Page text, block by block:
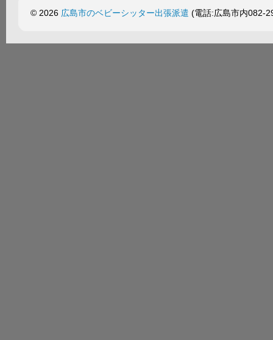
© 2026 広島市のベビーシッター出張派遣 (電話:広島市内082-